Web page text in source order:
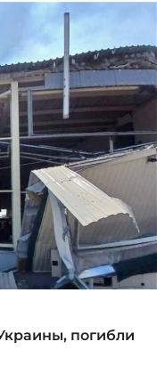
погибли